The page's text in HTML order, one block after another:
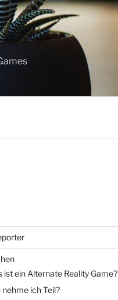
ist ein Alternate Reality Game?
nehme ich Teil?